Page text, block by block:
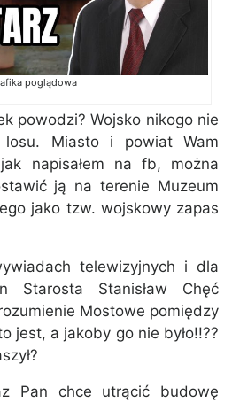
poglądowa
powodzi? Wojsko nikogo nie
Miasto i powiat Wam
napisałem na fb, można
ją na terenie Muzeum
jako tzw. wojskowy zapas
telewizyjnych i dla
Starosta Stanisław Chęć
Mostowe pomiędzy
jest, a jakoby go nie było!!??
Pan chce utrącić budowę